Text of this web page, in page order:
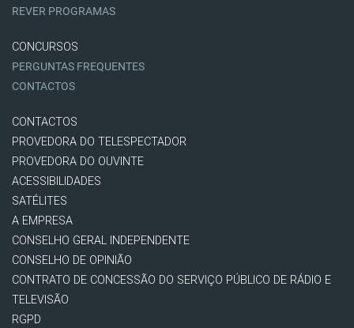
REVER PROGRAMAS
CONCURSOS
PERGUNTAS FREQUENTES
CONTACTOS
CONTACTOS
PROVEDORA DO TELESPECTADOR
PROVEDORA DO OUVINTE
ACESSIBILIDADES
SATÉLITES
A EMPRESA
CONSELHO GERAL INDEPENDENTE
CONSELHO DE OPINIÃO
CONTRATO DE CONCESSÃO DO SERVIÇO PÚBLICO DE RÁDIO E
TELEVISÃO
RGPD